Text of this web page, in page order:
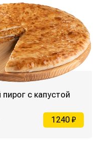
с капустой
1240 ₽